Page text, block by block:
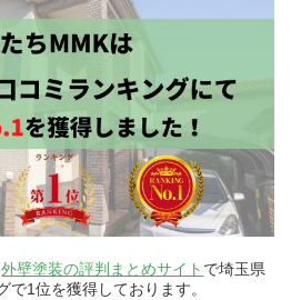
外壁塗装の評判まとめサイト で埼玉県
で1位を獲得しております。